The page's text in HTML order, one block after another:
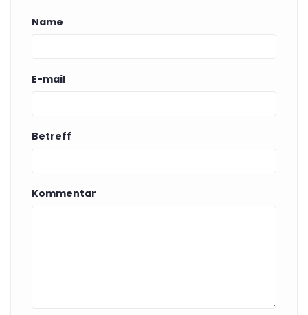
Name
E-mail
Betreff
Kommentar